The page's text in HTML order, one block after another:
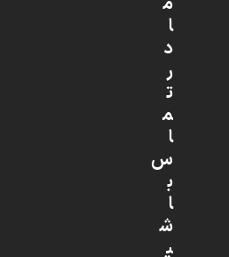
ا
د
ر
ت
م
ا
س
ب
ا
ش
ی